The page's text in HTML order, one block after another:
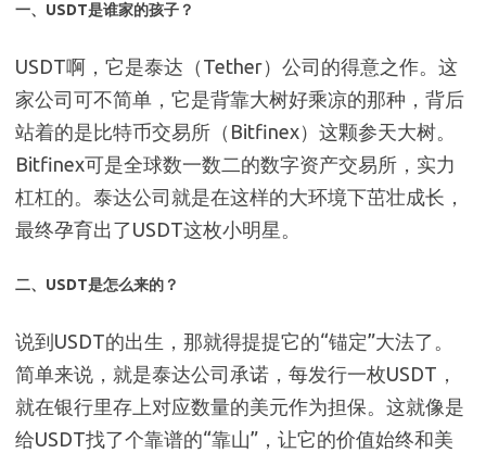
一、USDT是谁家的孩子？
USDT啊，它是泰达（Tether）公司的得意之作。这
家公司可不简单，它是背靠大树好乘凉的那种，背后
站着的是比特币交易所（Bitfinex）这颗参天大树。
Bitfinex可是全球数一数二的数字资产交易所，实力
杠杠的。泰达公司就是在这样的大环境下茁壮成长，
最终孕育出了USDT这枚小明星。
二、USDT是怎么来的？
说到USDT的出生，那就得提提它的“锚定”大法了。
简单来说，就是泰达公司承诺，每发行一枚USDT，
就在银行里存上对应数量的美元作为担保。这就像是
给USDT找了个靠谱的“靠山”，让它的价值始终和美